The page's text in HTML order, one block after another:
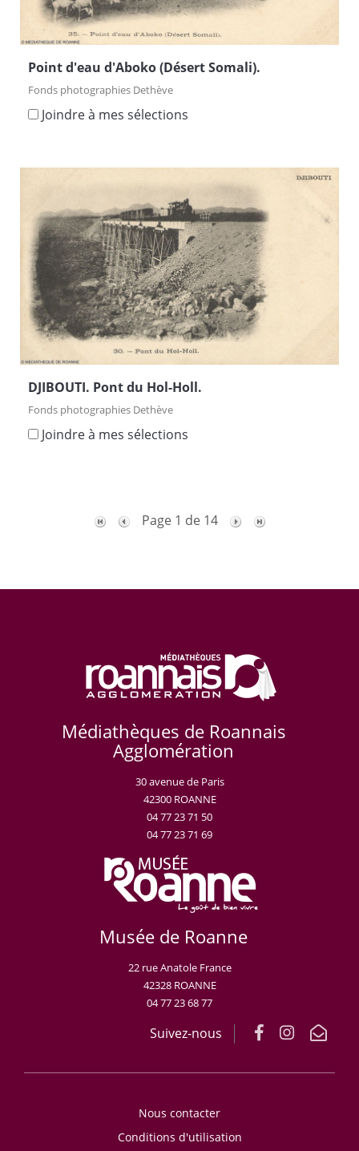
Point d'eau d'Aboko (Désert Somali).
Fonds photographies Dethève
Joindre à mes sélections
DJIBOUTI. Pont du Hol-Holl.
Fonds photographies Dethève
Joindre à mes sélections
Page 1 de 14
Médiathèques de Roannais
Agglomération
30 avenue de Paris
42300 ROANNE
04 77 23 71 50
04 77 23 71 69
Musée de Roanne
22 rue Anatole France
42328 ROANNE
04 77 23 68 77
Suivez-nous
Nous contacter
Conditions d'utilisation